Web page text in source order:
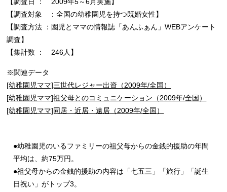
【調査日 ： 2009年5～6月実施】
【調査対象 ：全国の幼稚園児を持つ既婚女性】
【調査方法 ：園児とママの情報誌「あんふぁん」WEBアンケート
調査】
【集計数 ： 246人】
※関連データ
[幼稚園児ママ]三世代レジャー出資（2009年/全国）
[幼稚園児ママ]祖父母とのコミュニケーション（2009年/全国）
[幼稚園児ママ]同居・近居・遠居（2009年/全国）
●幼稚園児のいるファミリーの祖父母からの金銭的援助の年間
平均は、約75万円。
●祖父母からの金銭的援助の内容は「七五三」「旅行」「誕生
日祝い」がトップ3。